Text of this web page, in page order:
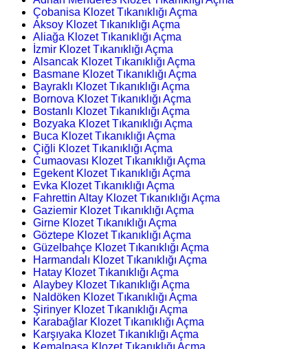
Çobanisa Klozet Tıkanıklığı Açma
Aksoy Klozet Tıkanıklığı Açma
Aliağa Klozet Tıkanıklığı Açma
İzmir Klozet Tıkanıklığı Açma
Alsancak Klozet Tıkanıklığı Açma
Basmane Klozet Tıkanıklığı Açma
Bayraklı Klozet Tıkanıklığı Açma
Bornova Klozet Tıkanıklığı Açma
Bostanlı Klozet Tıkanıklığı Açma
Bozyaka Klozet Tıkanıklığı Açma
Buca Klozet Tıkanıklığı Açma
Çiğli Klozet Tıkanıklığı Açma
Cumaovası Klozet Tıkanıklığı Açma
Egekent Klozet Tıkanıklığı Açma
Evka Klozet Tıkanıklığı Açma
Fahrettin Altay Klozet Tıkanıklığı Açma
Gaziemir Klozet Tıkanıklığı Açma
Girne Klozet Tıkanıklığı Açma
Göztepe Klozet Tıkanıklığı Açma
Güzelbahçe Klozet Tıkanıklığı Açma
Harmandalı Klozet Tıkanıklığı Açma
Hatay Klozet Tıkanıklığı Açma
Alaybey Klozet Tıkanıklığı Açma
Naldöken Klozet Tıkanıklığı Açma
Şirinyer Klozet Tıkanıklığı Açma
Karabağlar Klozet Tıkanıklığı Açma
Karşıyaka Klozet Tıkanıklığı Açma